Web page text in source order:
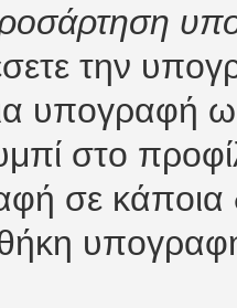
την
υπογραφή
στο
σε κάποια